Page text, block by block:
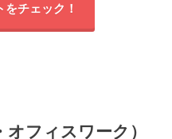
チェック！
フィスワーク）